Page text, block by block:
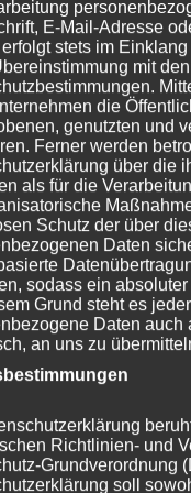
des DNRT die
der
auch durch die
in
Der
Der DNRT wird
bitten.
hat auch die
zur
E-Mail-Adresse
stets im
mit
die
genutzten und
Ferner werden
über die
als für die
Schutz der über
Daten
sodass ein
Grund steht es
Daten
an uns zu
Richtlinien- und
Grundverordnung
soll